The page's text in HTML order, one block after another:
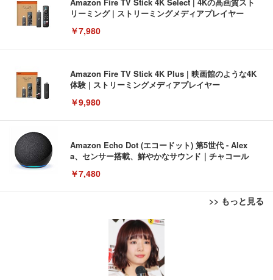
リーミング | ストリーミングメディアプレイヤー
￥7,980
Amazon Fire TV Stick 4K Plus | 映画館のような4K
体験 | ストリーミングメディアプレイヤー
￥9,980
Amazon Echo Dot (エコードット) 第5世代 - Alex
a、センサー搭載、鮮やかなサウンド｜チャコール
￥7,480
>> もっと見る
[EdoErgo] オフィスチェア 椅子 テレワーク 疲れな
い 跳ね上げ式アームレスト コンパクト 約105度ロッ
キング pc 事務椅子 360度回転 座面昇降 強化ナイロ
ン樹脂ベース 通気性メッシュ 在宅ワーク H-WY01
(黒網+黒枠+黒足)
EIZO ビジネス向けプレミアムモニター | FlexScan
EV3240X-WT | 31.5型4K UHD・USB Type-C・ホワ
￥105,595
Amazonベーシック ペットシーツ 薄型 レギュラー 1
回使い捨て 無香料 ホワイト 300枚